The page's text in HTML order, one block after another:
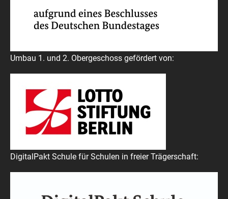
Umbau 1. und 2. Obergeschoss gefördert von:
DigitalPakt Schule für Schulen in freier Trägerschaft: